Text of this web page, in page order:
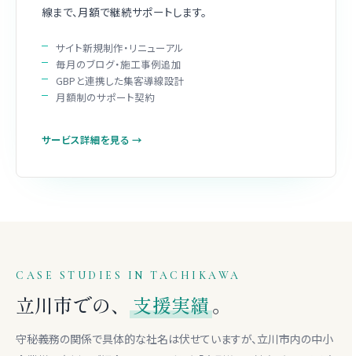
線まで、月額で継続サポートします。
サイト新規制作・リニューアル
毎月のブログ・施工事例追加
GBPと連携した集客導線設計
月額制のサポート契約
サービス詳細を見る →
CASE STUDIES IN TACHIKAWA
立川市での、支援実績。
守秘義務の関係で具体的な社名は伏せていますが、立川市内の中小